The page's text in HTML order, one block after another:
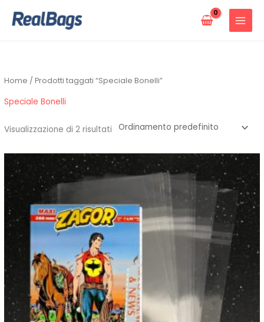
Home / Prodotti taggati “Speciale Bonelli”
Speciale Bonelli
Visualizzazione di 2 risultati